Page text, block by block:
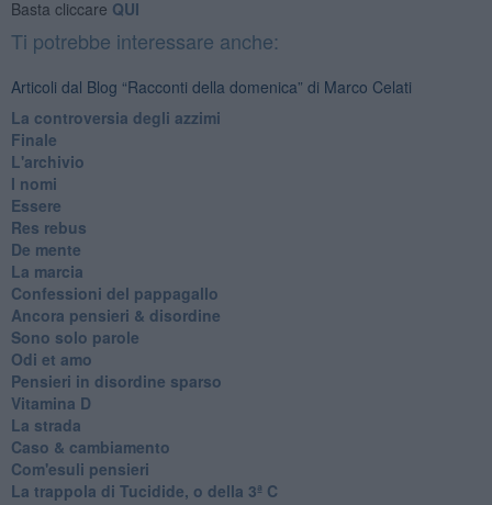
Basta cliccare QUI
Ti potrebbe interessare anche:
Articoli dal Blog “Racconti della domenica” di Marco Celati
La controversia degli azzimi
Finale
L'archivio
I nomi
Essere
Res rebus
De mente
La marcia
Confessioni del pappagallo
Ancora pensieri & disordine
Sono solo parole
Odi et amo
Pensieri in disordine sparso
Vitamina D
La strada
Caso & cambiamento
Com'esuli pensieri
La trappola di Tucidide, o della 3ª C